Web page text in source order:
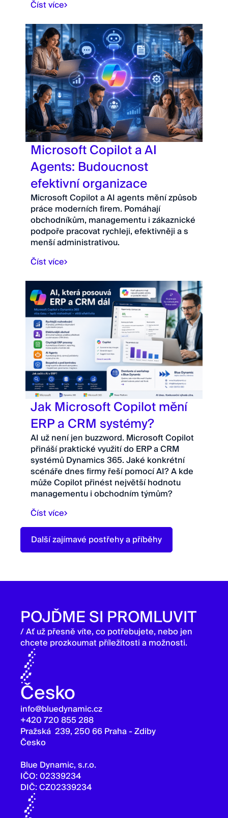
Číst více
Microsoft Copilot a AI
Agents: Budoucnost
efektivní organizace
Microsoft Copilot a AI agents mění způsob
práce moderních firem. Pomáhají
obchodníkům, managementu i zákaznické
podpoře pracovat rychleji, efektivněji a s
menší administrativou.
Číst více
Jak Microsoft Copilot mění
ERP a CRM systémy?
AI už není jen buzzword. Microsoft Copilot
přináší praktické využití do ERP a CRM
systémů Dynamics 365. Jaké konkrétní
scénáře dnes firmy řeší pomocí AI? A kde
může Copilot přinést největší hodnotu
managementu i obchodním týmům?
Číst více
Další zajímavé postřehy a příběhy
POJĎME SI PROMLUVIT
/ Ať už přesně víte, co potřebujete, nebo jen
chcete prozkoumat příležitosti a možnosti.
Česko
info@bluedynamic.cz
+420 720 855 288
Pražská 239, 250 66 Praha - Zdiby
Česko
Blue Dynamic, s.r.o.
IČO: 02339234
DIČ: CZ02339234